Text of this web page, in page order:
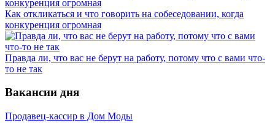
Как откликаться и что говорить на собеседовании, когда
конкуренция огромная
Правда ли, что вас не берут на работу, потому что с вами что-
то не так
Вакансии дня
Продавец-кассир в Дом Моды